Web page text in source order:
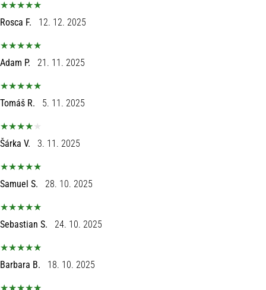
Rosca F. 12. 12. 2025
Adam P. 21. 11. 2025
Tomáš R. 5. 11. 2025
Šárka V. 3. 11. 2025
Samuel S. 28. 10. 2025
Sebastian S. 24. 10. 2025
Barbara B. 18. 10. 2025